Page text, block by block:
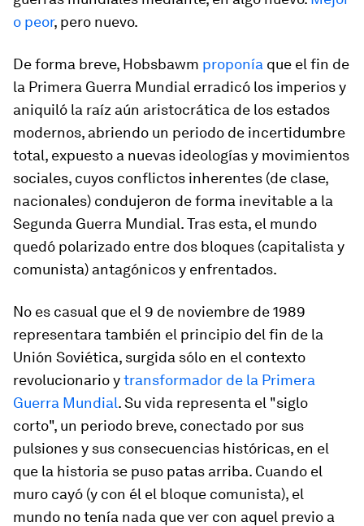
o peor, pero nuevo.
De forma breve, Hobsbawm proponía que el fin de
la Primera Guerra Mundial erradicó los imperios y
aniquiló la raíz aún aristocrática de los estados
modernos, abriendo un periodo de incertidumbre
total, expuesto a nuevas ideologías y movimientos
sociales, cuyos conflictos inherentes (de clase,
nacionales) condujeron de forma inevitable a la
Segunda Guerra Mundial. Tras esta, el mundo
quedó polarizado entre dos bloques (capitalista y
comunista) antagónicos y enfrentados.
No es casual que el 9 de noviembre de 1989
representara también el principio del fin de la
Unión Soviética, surgida sólo en el contexto
revolucionario ytransformador de la Primera
Guerra Mundial. Su vida representa el "siglo
corto", un periodo breve, conectado por sus
pulsiones y sus consecuencias históricas, en el
que la historia se puso patas arriba. Cuando el
muro cayó (y con él el bloque comunista), el
mundo no tenía nada que ver con aquel previo a